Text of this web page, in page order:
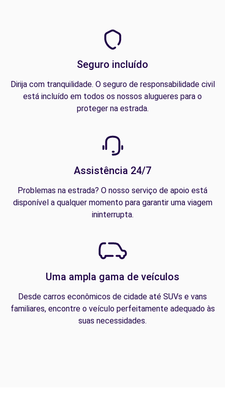
Seguro incluído
Dirija com tranquilidade. O seguro de responsabilidade civil
está incluído em todos os nossos alugueres para o
proteger na estrada.
Assistência 24/7
Problemas na estrada? O nosso serviço de apoio está
disponível a qualquer momento para garantir uma viagem
ininterrupta.
Uma ampla gama de veículos
Desde carros econômicos de cidade até SUVs e vans
familiares, encontre o veículo perfeitamente adequado às
suas necessidades.